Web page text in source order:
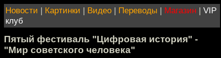
Новости | Картинки | Видео | Переводы | Магазин | VIP
клуб
Пятый фестиваль "Цифровая история" -
"Мир советского человека"